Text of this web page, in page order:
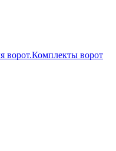
ворот.Комплекты ворот